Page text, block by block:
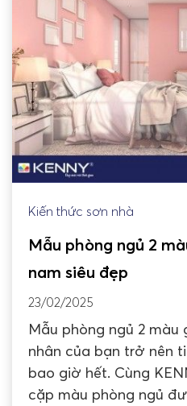
Kiến thức sơn nhà
Mẫu phòng ngủ 2
nam siêu đẹp
23/02/2025
Mẫu phòng ngủ 2 màu
nhân của bạn trở nên
bao giờ hết. Cùng
cặp màu phòng ngủ